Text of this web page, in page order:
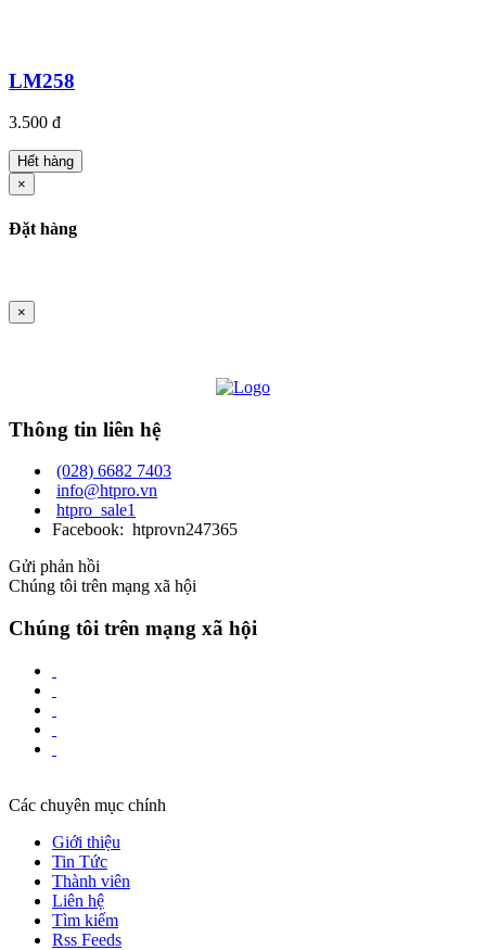
LM258
3.500 đ
Hết hàng
×
Đặt hàng
×
Thông tin liên hệ
(028) 6682 7403
info@htpro.vn
htpro_sale1
Facebook: htprovn247365
Gửi phản hồi
Chúng tôi trên mạng xã hội
Chúng tôi trên mạng xã hội
Các chuyên mục chính
Giới thiệu
Tin Tức
Thành viên
Liên hệ
Tìm kiếm
Rss Feeds